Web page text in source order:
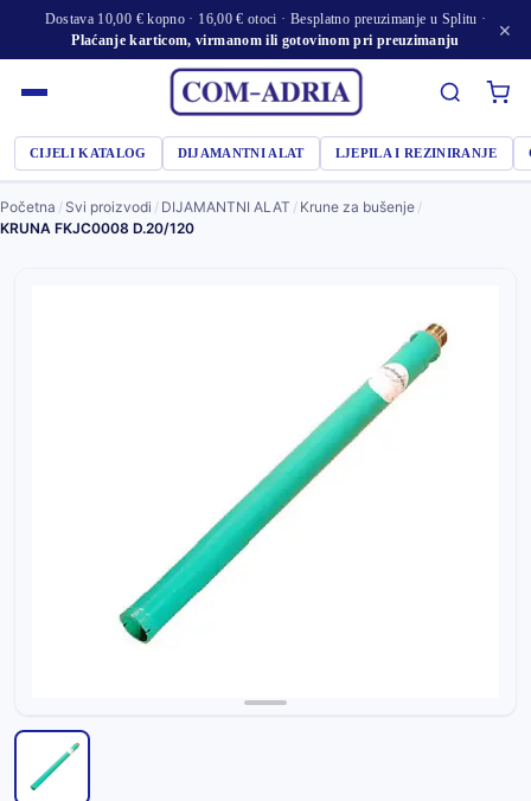
Dostava 10,00 € kopno · 16,00 € otoci · Besplatno preuzimanje u Splitu ·
Plaćanje karticom, virmanom ili gotovinom pri preuzimanju
×
CIJELI KATALOG DIJAMANTNI ALAT LJEPILA I REZINIRANJE
Početna / Svi proizvodi / DIJAMANTNI ALAT / Krune za bušenje /
KRUNA FKJC0008 D.20/120